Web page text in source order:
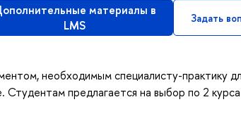
материалы в
LMS
Задать
необходимым специалисту-практику
Студентам предлагается на выбор по 2